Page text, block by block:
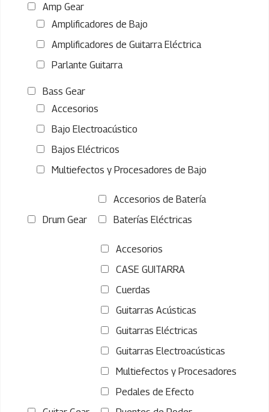
Amp Gear
Amplificadores de Bajo
Amplificadores de Guitarra Eléctrica
Parlante Guitarra
Bass Gear
Accesorios
Bajo Electroacústico
Bajos Eléctricos
Multiefectos y Procesadores de Bajo
Drum Gear
Accesorios de Batería
Baterías Eléctricas
Accesorios
CASE GUITARRA
Cuerdas
Guitarras Acústicas
Guitarras Eléctricas
Guitarras Electroacústicas
Multiefectos y Procesadores
Pedales de Efecto